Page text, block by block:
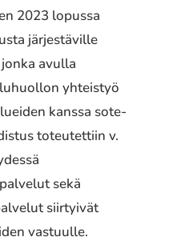
2023 lopussa
järjestäville
jonka avulla
yhteistyö
kanssa sote-
toteutettiin v.
sekä
siirtyivät
vastuulle.